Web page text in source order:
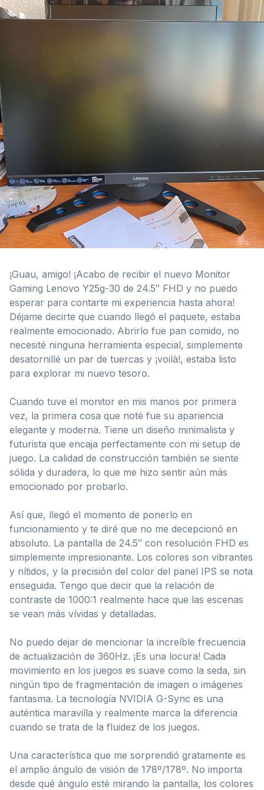
¡Guau, amigo! ¡Acabo de recibir el nuevo Monitor
Gaming Lenovo Y25g-30 de 24.5″ FHD y no puedo
esperar para contarte mi experiencia hasta ahora!
Déjame decirte que cuando llegó el paquete, estaba
realmente emocionado. Abrirlo fue pan comido, no
necesité ninguna herramienta especial, simplemente
desatornillé un par de tuercas y ¡voilà!, estaba listo
para explorar mi nuevo tesoro.
Cuando tuve el monitor en mis manos por primera
vez, la primera cosa que noté fue su apariencia
elegante y moderna. Tiene un diseño minimalista y
futurista que encaja perfectamente con mi setup de
juego. La calidad de construcción también se siente
sólida y duradera, lo que me hizo sentir aún más
emocionado por probarlo.
Así que, llegó el momento de ponerlo en
funcionamiento y te diré que no me decepcionó en
absoluto. La pantalla de 24.5″ con resolución FHD es
simplemente impresionante. Los colores son vibrantes
y nítidos, y la precisión del color del panel IPS se nota
enseguida. Tengo que decir que la relación de
contraste de 1000:1 realmente hace que las escenas
se vean más vívidas y detalladas.
No puedo dejar de mencionar la increíble frecuencia
de actualización de 360Hz. ¡Es una locura! Cada
movimiento en los juegos es suave como la seda, sin
ningún tipo de fragmentación de imagen o imágenes
fantasma. La tecnología NVIDIA G-Sync es una
auténtica maravilla y realmente marca la diferencia
cuando se trata de la fluidez de los juegos.
Una característica que me sorprendió gratamente es
el amplio ángulo de visión de 178º/178º. No importa
desde qué ángulo esté mirando la pantalla, los colores